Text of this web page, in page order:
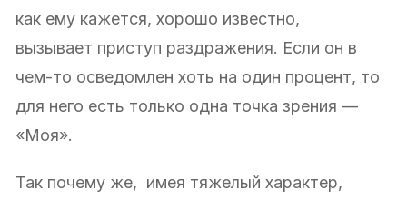
как ему кажется, хорошо известно,
вызывает приступ раздражения. Если он в
чем-то осведомлен хоть на один процент, то
для него есть только одна точка зрения —
«Моя».
Так почему же, имея тяжелый характер,